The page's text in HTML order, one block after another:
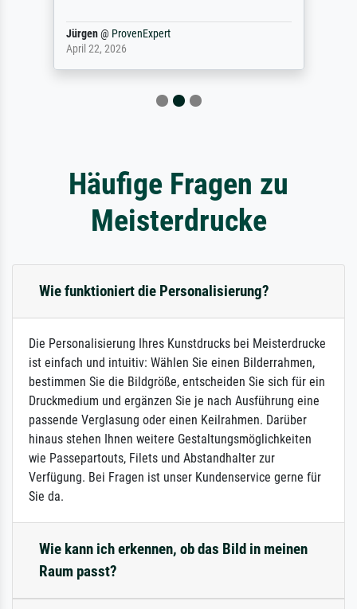
Jürgen@ ProvenExpert
April 22, 2026
Häufige Fragen zu
Meisterdrucke
Wie funktioniert die Personalisierung?
Die Personalisierung Ihres Kunstdrucks bei Meisterdrucke
ist einfach und intuitiv: Wählen Sie einen Bilderrahmen,
bestimmen Sie die Bildgröße, entscheiden Sie sich für ein
Druckmedium und ergänzen Sie je nach Ausführung eine
passende Verglasung oder einen Keilrahmen. Darüber
hinaus stehen Ihnen weitere Gestaltungsmöglichkeiten
wie Passepartouts, Filets und Abstandhalter zur
Verfügung. Bei Fragen ist unser Kundenservice gerne für
Sie da.
Wie kann ich erkennen, ob das Bild in meinen
Raum passt?